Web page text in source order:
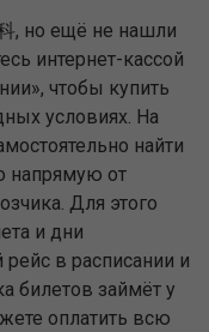
, но ещё не нашли
интернет-кассой
чтобы купить
условиях. На
найти
напрямую от
Для этого
и дни
в расписании и
билетов займёт у
оплатить всю